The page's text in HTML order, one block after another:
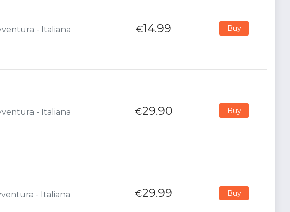
- Italiana
€14.99 Buy
- Italiana
€29.90 Buy
- Italiana
€29.99 Buy